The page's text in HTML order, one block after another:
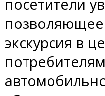
посетители
позволяющее
экскурсия в